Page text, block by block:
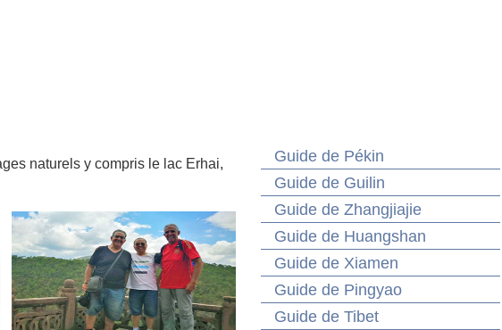
naturels y compris le lac Erhai,
Guide de Pékin
Guide de Guilin
Guide de Zhangjiajie
Guide de Huangshan
Guide de Xiamen
Guide de Pingyao
Guide de Tibet